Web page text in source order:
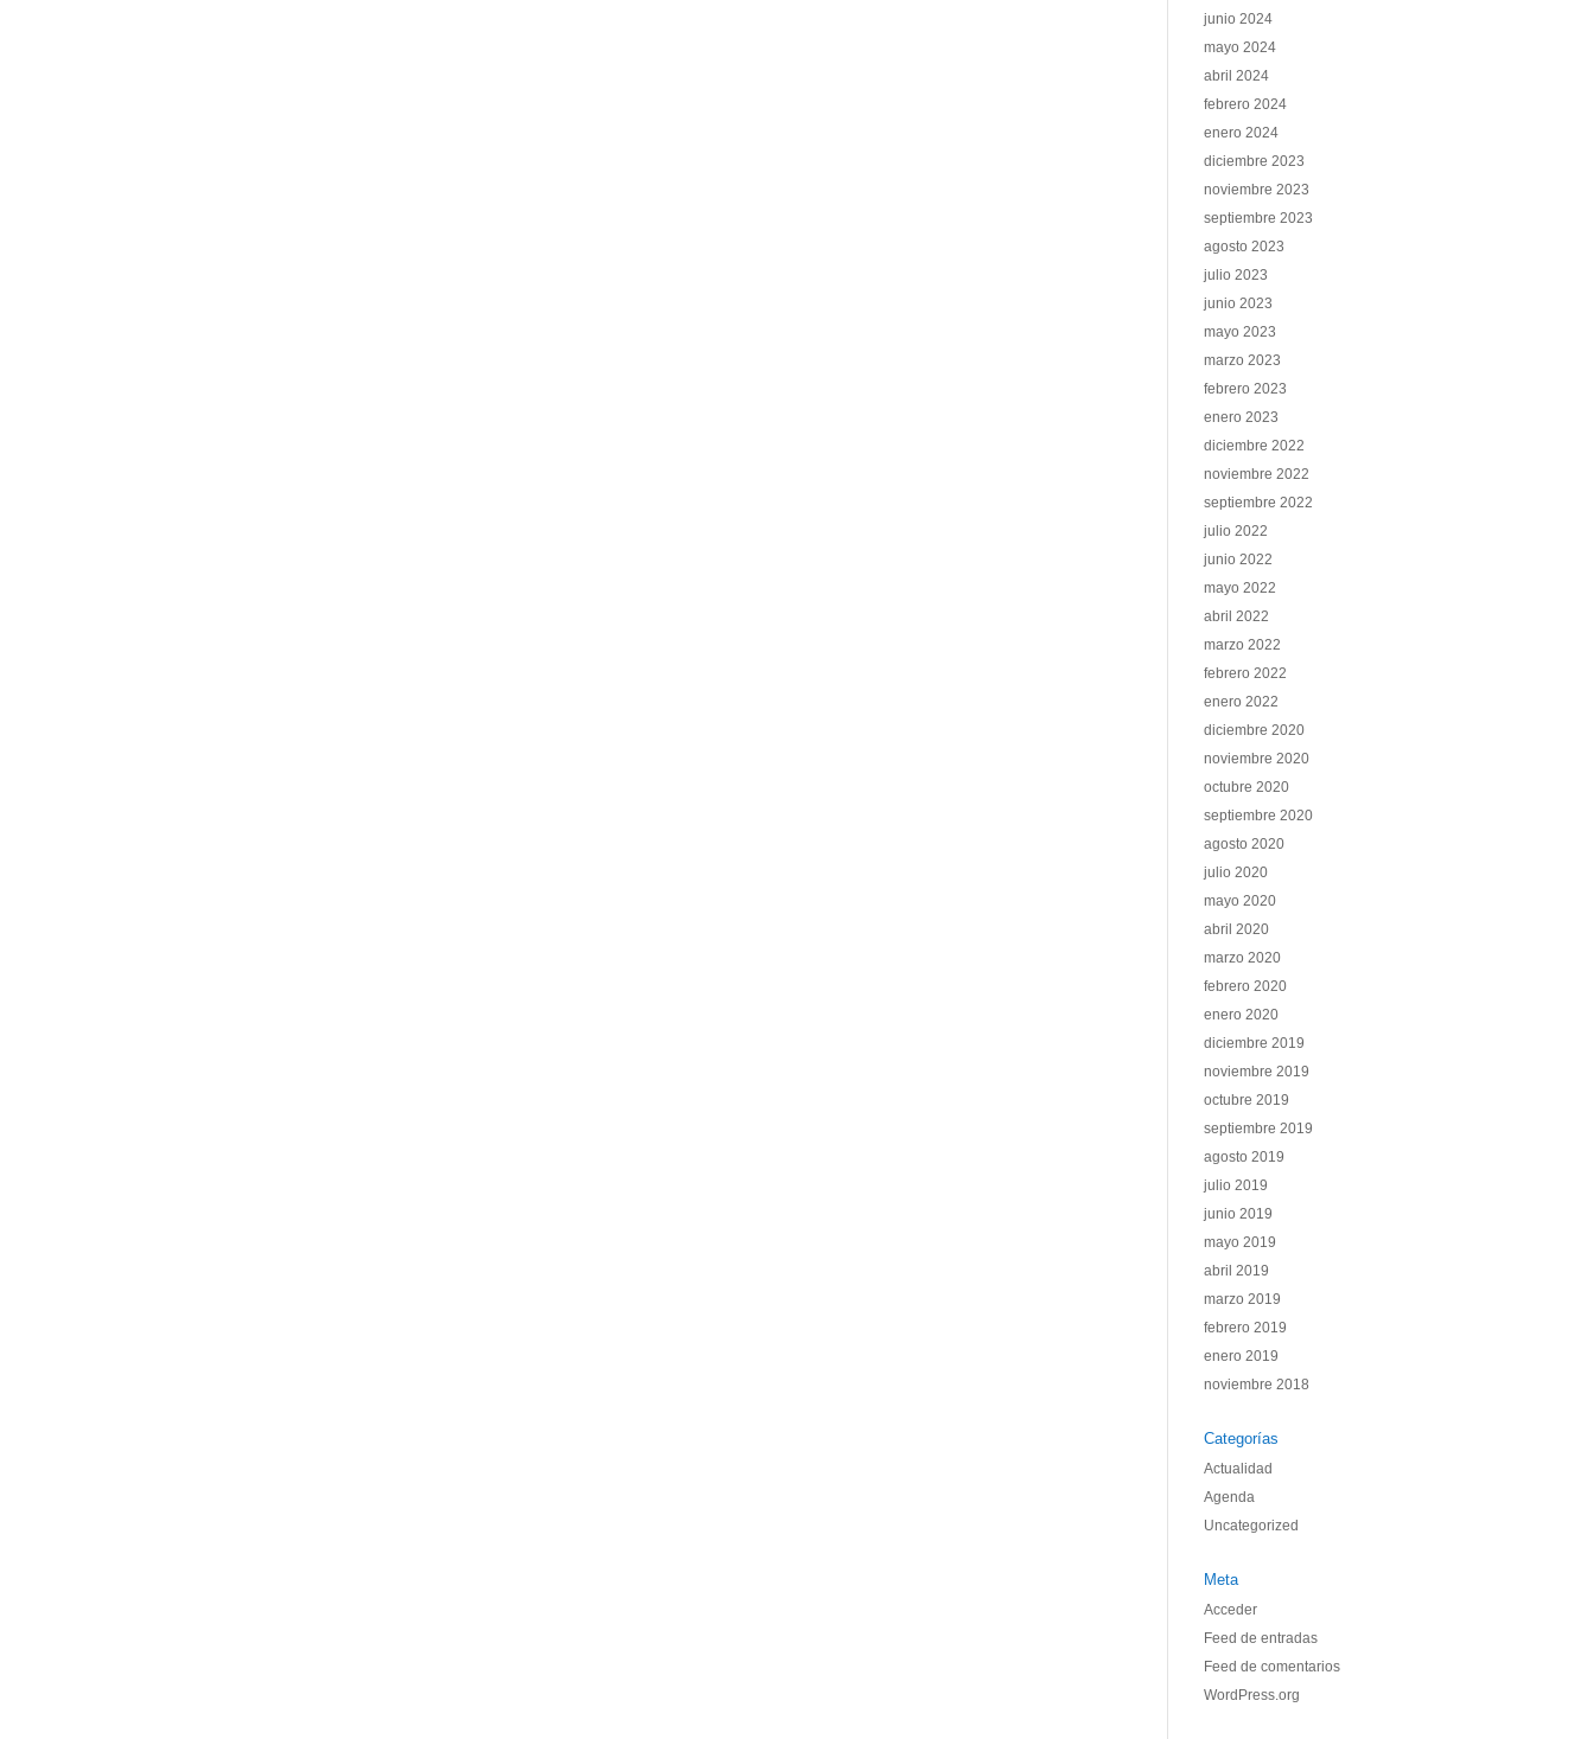
junio 2024
mayo 2024
abril 2024
febrero 2024
enero 2024
diciembre 2023
noviembre 2023
septiembre 2023
agosto 2023
julio 2023
junio 2023
mayo 2023
marzo 2023
febrero 2023
enero 2023
diciembre 2022
noviembre 2022
septiembre 2022
julio 2022
junio 2022
mayo 2022
abril 2022
marzo 2022
febrero 2022
enero 2022
diciembre 2020
noviembre 2020
octubre 2020
septiembre 2020
agosto 2020
julio 2020
mayo 2020
abril 2020
marzo 2020
febrero 2020
enero 2020
diciembre 2019
noviembre 2019
octubre 2019
septiembre 2019
agosto 2019
julio 2019
junio 2019
mayo 2019
abril 2019
marzo 2019
febrero 2019
enero 2019
noviembre 2018
Categorías
Actualidad
Agenda
Uncategorized
Meta
Acceder
Feed de entradas
Feed de comentarios
WordPress.org